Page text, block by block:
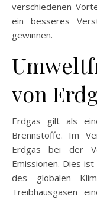
verschiedenen
ein besseres
gewinnen.
von
Erdgas gilt als
Brennstoffe. Im
Erdgas bei der
Emissionen. Dies
des globalen
Treibhausgasen